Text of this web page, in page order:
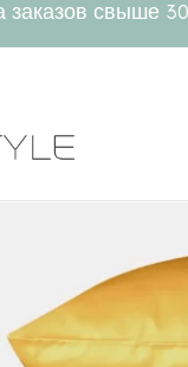
заказов свыше